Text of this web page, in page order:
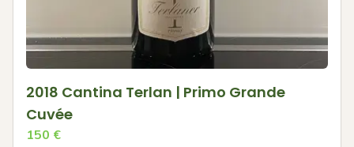
2018 Cantina Terlan | Primo Grande
Cuvée
150 €